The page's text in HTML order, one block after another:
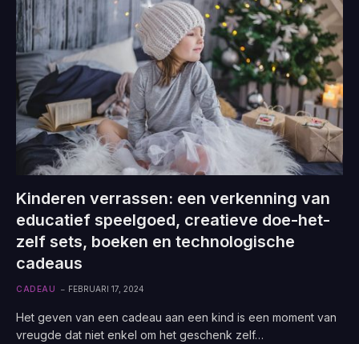
Kinderen verrassen: een verkenning van
educatief speelgoed, creatieve doe-het-
zelf sets, boeken en technologische
cadeaus
CADEAU FEBRUARI 17, 2024
Het geven van een cadeau aan een kind is een moment van
vreugde dat niet enkel om het geschenk zelf…